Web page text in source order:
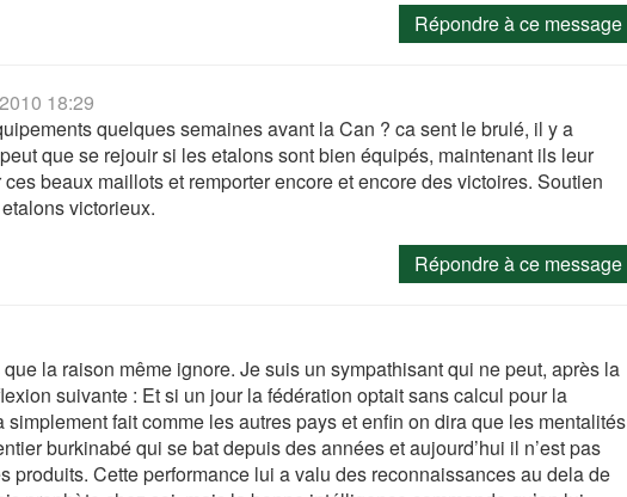
Répondre à ce message
18:29
quelques semaines avant la Can ? ca sent le brulé, il y a
que se rejouir si les etalons sont bien équipés, maintenant ils leur
beaux maillots et remporter encore et encore des victoires. Soutien
victorieux.
Répondre à ce message
la raison même ignore. Je suis un sympathisant qui ne peut, après la
suivante : Et si un jour la fédération optait sans calcul pour la
fait comme les autres pays et enfin on dira que les mentalités
burkinabé qui se bat depuis des années et aujourd’hui il n’est pas
produits. Cette performance lui a valu des reconnaissances au dela de